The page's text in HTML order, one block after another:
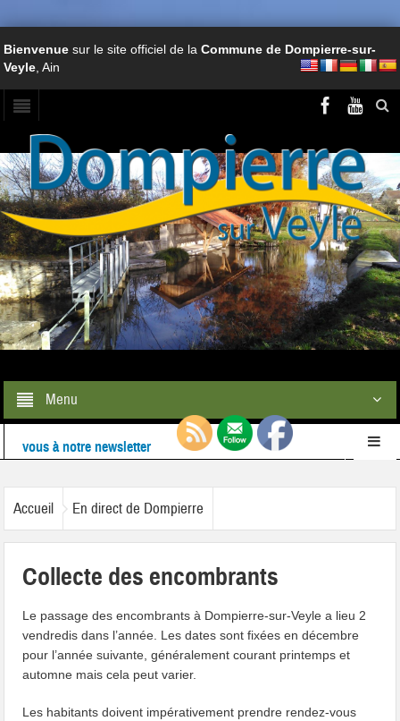
Bienvenuesur le site officiel de laCommune de Dompierre-sur-
Veyle , Ain
Menu
Retrouvez-nous également surFacebook
vous à notre newsletter
Accueil En direct de Dompierre
Collecte des encombrants
Le passage des encombrants à Dompierre-sur-Veyle a lieu 2
vendredis dans l’année. Les dates sont fixées en décembre
pour l’année suivante, généralement courant printemps et
automne mais cela peut varier.
Les habitants doivent impérativement prendre rendez-vous